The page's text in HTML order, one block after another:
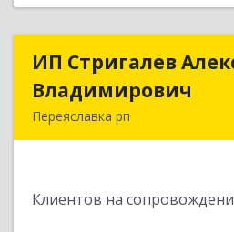
ИП Стригалев
Владимирович
Переяславка рп
Клиентов на
ИП